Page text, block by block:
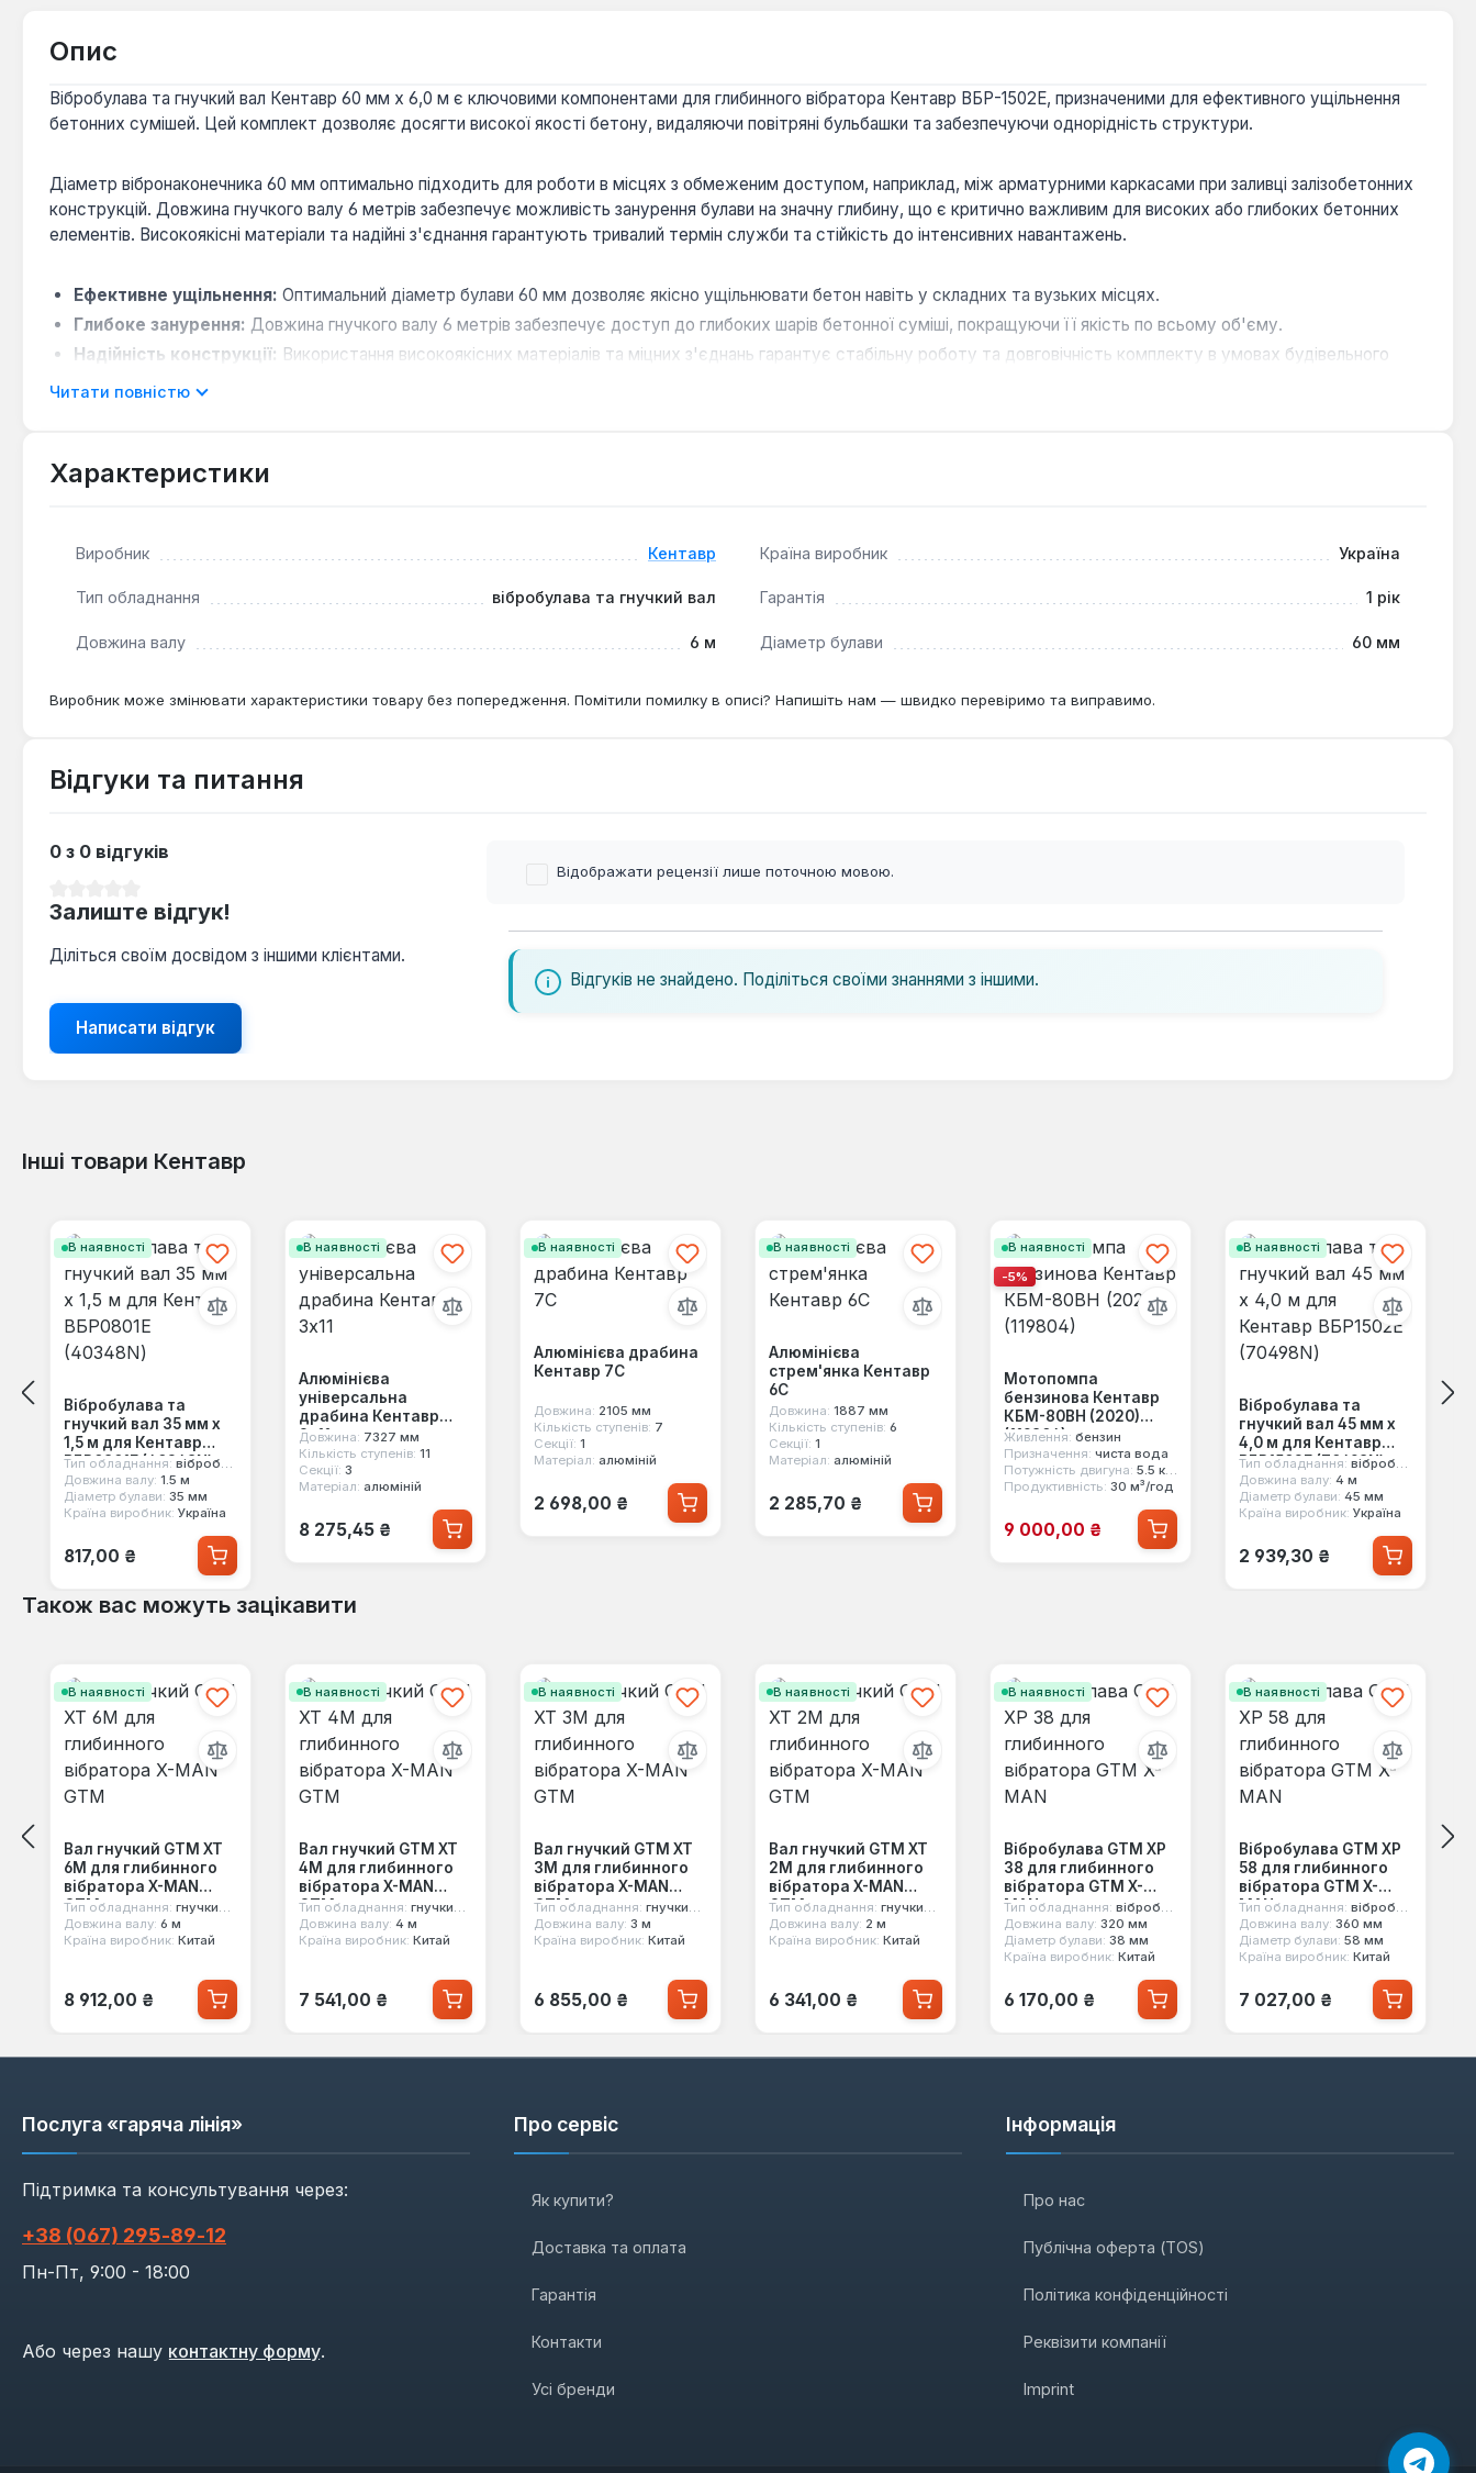
Опис
Вібробулава та гнучкий вал Кентавр 60 мм х 6,0 м є ключовими компонентами для глибинного вібратора Кентавр ВБР-1502Е, призначеними для ефективного ущільнення
бетонних сумішей. Цей комплект дозволяє досягти високої якості бетону, видаляючи повітряні бульбашки та забезпечуючи однорідність структури.
Діаметр вібронаконечника 60 мм оптимально підходить для роботи в місцях з обмеженим доступом, наприклад, між арматурними каркасами при заливці залізобетонних
конструкцій. Довжина гнучкого валу 6 метрів забезпечує можливість занурення булави на значну глибину, що є критично важливим для високих або глибоких бетонних
елементів. Високоякісні матеріали та надійні з'єднання гарантують тривалий термін служби та стійкість до інтенсивних навантажень.
Ефективне ущільнення: Оптимальний діаметр булави 60 мм дозволяє якісно ущільнювати бетон навіть у складних та вузьких місцях.
Глибоке занурення: Довжина гнучкого валу 6 метрів забезпечує доступ до глибоких шарів бетонної суміші, покращуючи її якість по всьому об'єму.
Надійність конструкції: Використання високоякісних матеріалів та міцних з'єднань гарантує стабільну роботу та довговічність комплекту в умовах будівельного
Цей комплект вібробулави та гнучкого валу є незамінним інструментом для професійних будівельників та фахівців, що працюють з бетоном. Він забезпечує якісне
ущільнення будівельних сумішей при зведенні фундаментів, стін, колон та інших залізобетонних конструкцій, де потрібна висока міцність та однорідність матеріалу.
Читати повністю
Характеристики
Виробник Кентавр Країна виробник Україна
Тип обладнання вібробулава та гнучкий вал Гарантія 1 рік
Довжина валу 6 м Діаметр булави 60 мм
Виробник може змінювати характеристики товару без попередження. Помітили помилку в описі? Напишіть нам — швидко перевіримо та виправимо.
Відгуки та питання
0 з 0 відгуків
Залиште відгук!
Діліться своїм досвідом з іншими клієнтами.
Написати відгук
Відображати рецензії лише поточною мовою.
Відгуків не знайдено. Поділіться своїми знаннями з іншими.
Інші товари Кентавр
В наявності
Вібробулава та
гнучкий вал 35 мм х
1,5 м для Кентавр
ВБР0801Е (40348N)
Тип обладнання: вібробулава та гнучкий вал
Довжина валу: 1.5 м
Діаметр булави: 35 мм
Країна виробник: Україна
Звичайна ціна:
817,00 ₴
В наявності
Алюмінієва
універсальна
драбина Кентавр
3x11
Довжина: 7327 мм
Кількість ступенів: 11
Секції: 3
Матеріал: алюміній
Звичайна ціна:
8 275,45 ₴
В наявності
Алюмінієва драбина
Кентавр 7С
Довжина: 2105 мм
Кількість ступенів: 7
Секції: 1
Матеріал: алюміній
Звичайна ціна:
2 698,00 ₴
В наявності
Алюмінієва
стрем'янка Кентавр
6С
Довжина: 1887 мм
Кількість ступенів: 6
Секції: 1
Матеріал: алюміній
Звичайна ціна:
2 285,70 ₴
В наявності
-5%
Мотопомпа
бензинова Кентавр
КБМ-80ВН (2020)
(119804)
Живлення: бензин
Призначення: чиста вода
Потужність двигуна: 5.5 к.с.
Продуктивність: 30 м³/год
Ціна продажу:
9 000,00 ₴
В наявності
Вібробулава та
гнучкий вал 45 мм х
4,0 м для Кентавр
ВБР1502Е (70498N)
Тип обладнання: вібробулава та гнучкий вал
Довжина валу: 4 м
Діаметр булави: 45 мм
Країна виробник: Україна
Звичайна ціна:
2 939,30 ₴
Також вас можуть зацікавити
В наявності
Вал гнучкий GTM XT
6M для глибинного
вібратора X-MAN
GTM
Тип обладнання: гнучкий вал
Довжина валу: 6 м
Країна виробник: Китай
Звичайна ціна:
8 912,00 ₴
В наявності
Вал гнучкий GTM XT
4M для глибинного
вібратора X-MAN
GTM
Тип обладнання: гнучкий вал
Довжина валу: 4 м
Країна виробник: Китай
Звичайна ціна:
7 541,00 ₴
В наявності
Вал гнучкий GTM XT
3M для глибинного
вібратора X-MAN
GTM
Тип обладнання: гнучкий вал
Довжина валу: 3 м
Країна виробник: Китай
Звичайна ціна:
6 855,00 ₴
В наявності
Вал гнучкий GTM XT
2М для глибинного
вібратора X-MAN
GTM
Тип обладнання: гнучкий вал
Довжина валу: 2 м
Країна виробник: Китай
Звичайна ціна:
6 341,00 ₴
В наявності
Вібробулава GTM XP
38 для глибинного
вібратора GTM X-
MAN
Тип обладнання: вібробулава
Довжина валу: 320 мм
Діаметр булави: 38 мм
Країна виробник: Китай
Звичайна ціна:
6 170,00 ₴
В наявності
Вібробулава GTM XP
58 для глибинного
вібратора GTM X-
MAN
Тип обладнання: вібробулава
Довжина валу: 360 мм
Діаметр булави: 58 мм
Країна виробник: Китай
Звичайна ціна:
7 027,00 ₴
Послуга «гаряча лінія»
Підтримка та консультування через:
+38 (067) 295‑89‑12
Пн-Пт, 9:00 - 18:00
Або через нашу контактну форму.
Про сервіс
Як купити?
Доставка та оплата
Гарантія
Контакти
Усі бренди
Інформація
Про нас
Публічна оферта (TOS)
Політика конфіденційності
Реквізити компанії
Imprint